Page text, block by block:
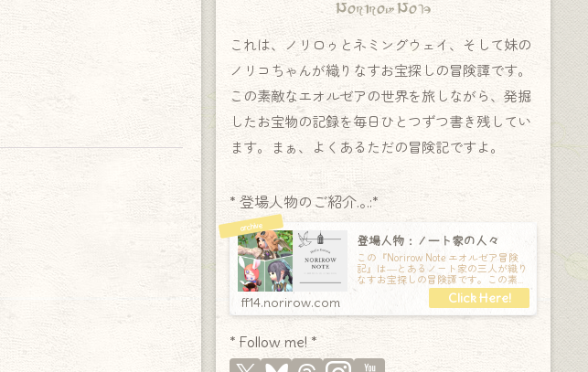
Norirow Note
これは、ノリロゥとネミングウェイ、そして妹の
ノリコちゃんが織りなすお宝探しの冒険譚です。
この素敵なエオルゼアの世界を旅しながら、発掘
したお宝物の記録を毎日ひとつずつ書き残してい
ます。まぁ、よくあるただの冒険記ですよ。
* 登場人物のご紹介.｡.:*
登場人物：ノート家の人々
この『Norirow Note エオルゼア冒険
記』は―とあるノート家の三人が織り
なすお宝探しの冒険譚です。この素敵
な Final Fantasy XIV の世界を旅しな
ff14.norirow.com
* Follow me! *